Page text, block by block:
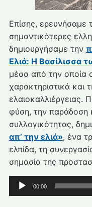
Επίσης, ερευνήσαμε
σημαντικότερες
δημιουργήσαμε την
Ελιά: Η Βασίλισσα
μέσα από την οποία
χαρακτηριστικά και
φύση, την παράδοση
συλλογικότητας,
απ’ την ελιά», ένα
ελπίδα, τη
σημασία της
Πρόγραμμα
Αναπαραγωγής
00:00